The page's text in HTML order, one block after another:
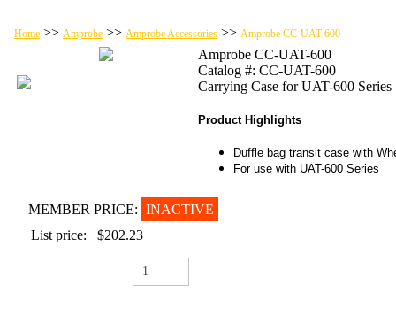
Home >> Amprobe >> Amprobe Accessories >> Amprobe CC-UAT-600
Amprobe CC-UAT-600
Catalog #: CC-UAT-600
Carrying Case for UAT-600 Series
Product Highlights
Duffle bag transit case with
For use with UAT-600 Series
MEMBER PRICE: INACTIVE
List price:
$202.23